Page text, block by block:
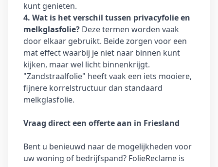
kunt genieten.
4. Wat is het verschil tussen privacyfolie en
melkglasfolie? Deze termen worden vaak
door elkaar gebruikt. Beide zorgen voor een
mat effect waarbij je niet naar binnen kunt
kijken, maar wel licht binnenkrijgt.
"Zandstraalfolie" heeft vaak een iets mooiere,
fijnere korrelstructuur dan standaard
melkglasfolie.
Vraag direct een offerte aan in Friesland
Bent u benieuwd naar de mogelijkheden voor
uw woning of bedrijfspand? FolieReclame is